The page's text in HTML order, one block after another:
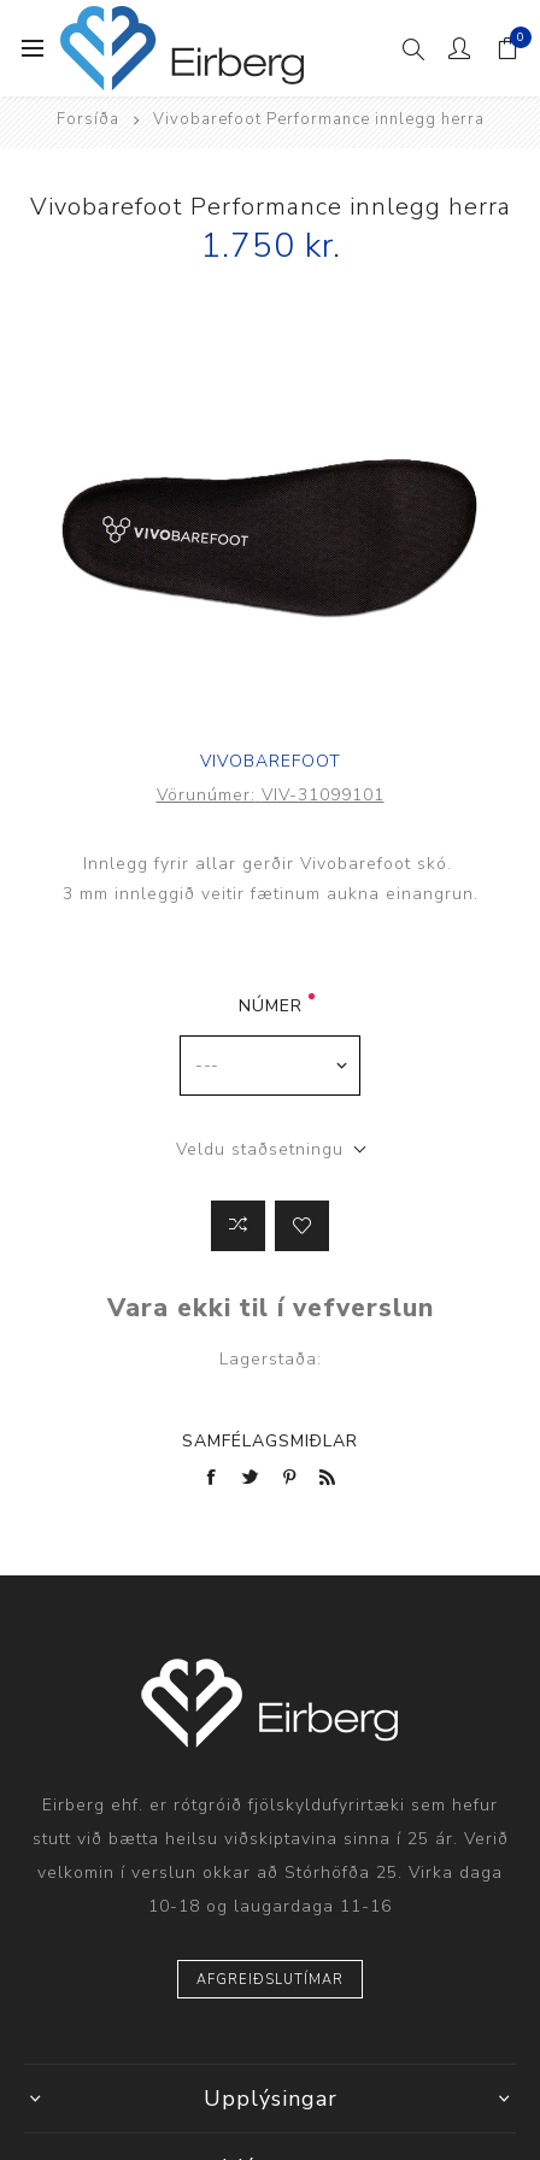
0
Forsíða Vivobarefoot Performance innlegg herra
Vivobarefoot Performance innlegg herra
1.750 kr.
VIVOBAREFOOT
Vörunúmer: VIV-31099101
Innlegg fyrir allar gerðir Vivobarefoot skó.
3 mm innleggið veitir fætinum aukna einangrun.
NÚMER
Veldu staðsetningu
Vara ekki til í vefverslun
Lagerstaða:
SAMFÉLAGSMIÐLAR
Eirberg ehf. er rótgróið fjölskyldufyrirtæki sem hefur
stutt við bætta heilsu viðskiptavina sinna í 25 ár. Verið
velkomin í verslun okkar að Stórhöfða 25. Virka daga
10-18 og laugardaga 11-16
AFGREIÐSLUTÍMAR
Upplýsingar